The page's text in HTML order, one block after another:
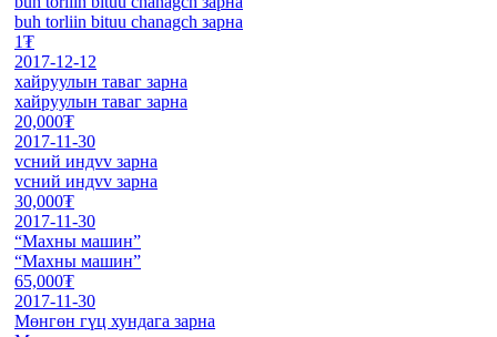
buh torliin bituu chanagch зарна
1₮
2017-12-12
хайруулын таваг зарна
хайруулын таваг зарна
20,000₮
2017-11-30
vсний индvv зарна
vсний индvv зарна
30,000₮
2017-11-30
“Махны машин”
“Махны машин”
65,000₮
2017-11-30
Мөнгөн гүц хундага зарна